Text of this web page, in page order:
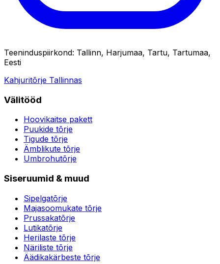
Teeninduspiirkond: Tallinn, Harjumaa, Tartu, Tartumaa,
Eesti
Kahjuritõrje Tallinnas
Välitööd
Hoovikaitse pakett
Puukide tõrje
Tigude tõrje
Ämblikute tõrje
Umbrohutõrje
Siseruumid & muud
Sipelgatõrje
Majasoomukate tõrje
Prussakatõrje
Lutikatõrje
Herilaste tõrje
Näriliste tõrje
Äädikakärbeste tõrje